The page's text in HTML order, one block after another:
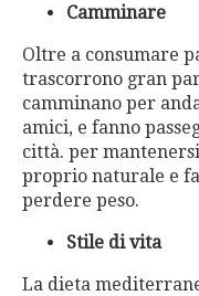
Camminare
Oltre a consumare
trascorrono gran
camminano per
amici, e fanno
città. per
proprio naturale e
perdere peso.
Stile di vita
La dieta